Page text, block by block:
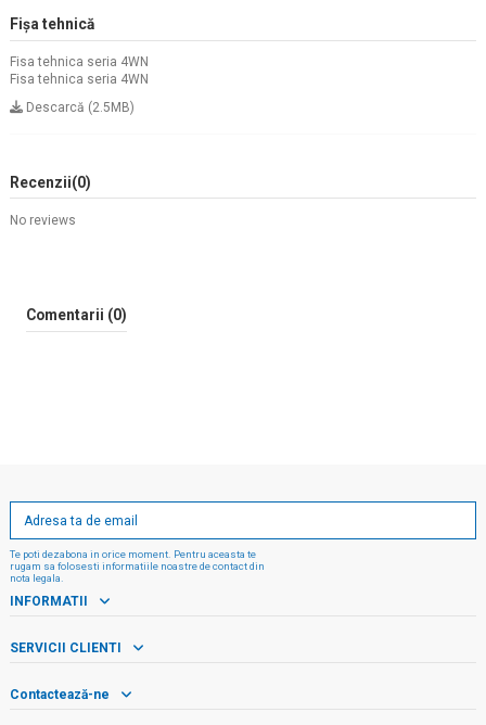
Fișa tehnică
Fisa tehnica seria 4WN
Fisa tehnica seria 4WN
Descarcă (2.5MB)
Recenzii(0)
No reviews
Comentarii (0)
Te poti dezabona in orice moment. Pentru aceasta te
rugam sa folosesti informatiile noastre de contact din
nota legala.
INFORMATII
SERVICII CLIENTI
Contactează-ne